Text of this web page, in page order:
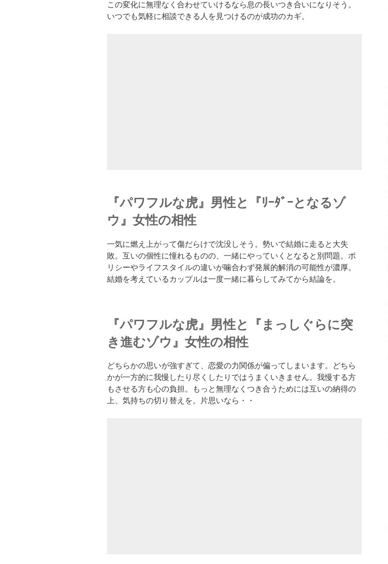
この変化に無理なく合わせていけるなら息の長いつき合いになりそう。
いつでも気軽に相談できる人を見つけるのが成功のカギ。
『パワフルな虎』男性と『ﾘｰﾀﾞｰとなるゾ
ウ』女性の相性
一気に燃え上がって傷だらけで沈没しそう。勢いで結婚に走ると大失
敗。互いの個性に憧れるものの、一緒にやっていくとなると別問題。ポ
リシーやライフスタイルの違いが噛合わず発展的解消の可能性が濃厚。
結婚を考えているカップルは一度一緒に暮らしてみてから結論を。
『パワフルな虎』男性と『まっしぐらに突
き進むゾウ』女性の相性
どちらかの思いが強すぎて、恋愛の力関係が偏ってしまいます。どちら
かが一方的に我慢したり尽くしたりではうまくいきません。我慢する方
もさせる方も心の負担。もっと無理なくつき合うためには互いの納得の
上、気持ちの切り替えを。片思いなら・・